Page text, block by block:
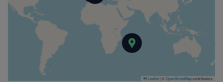
Clinique Sainte
Leaflet| ©OpenStreetMapcontributors